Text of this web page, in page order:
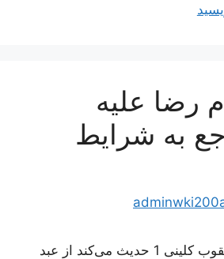
رضا علیه
به شرايط
مرحوم محمَّد بن يعقوب كلينى 1 حديث مى‌كند از عبد